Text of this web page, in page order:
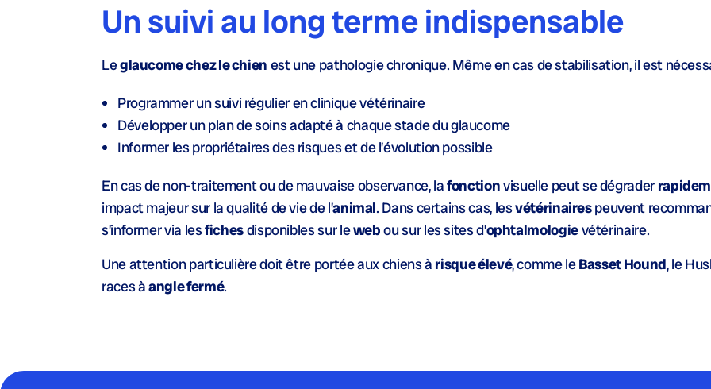
Un suivi au long terme indispensable
Leglaucome chez le chien est une pathologie chronique. Même en cas de stabilisation, il est
Programmer un suivi régulier encliniquevétérinaire
Développer un plan de soinsadapté à chaquestade du glaucome
Informer lespropriétairesdes risques et de l’évolution possible
En cas de non-traitement ou de mauvaise observance, lafonctionvisuelle peut se dégrader
impact majeur sur la qualité de vie de l’animal. Dans certains cas, lesvétérinairespeuvent
s’informer via lesfichesdisponibles sur lewebou sur les sites d’ophtalmologievétérinaire.
Une attention particulière doit être portée aux chiens à risque élevé, comme leBasset Hound, le
races àangle fermé.